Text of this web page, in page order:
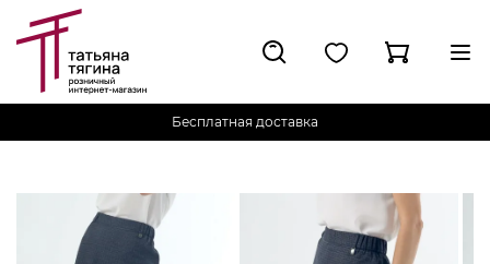
Бесплатная доставка